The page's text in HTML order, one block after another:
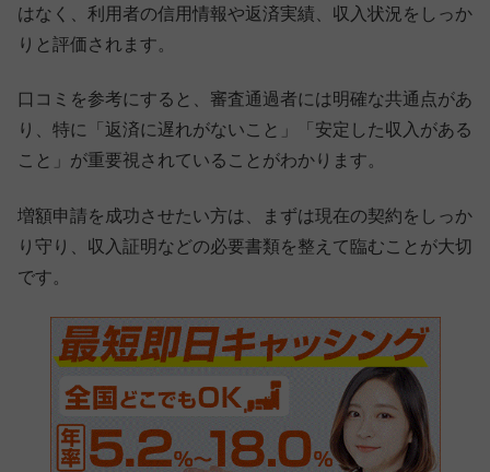
はなく、利用者の信用情報や返済実績、収入状況をしっか
りと評価されます。
口コミを参考にすると、審査通過者には明確な共通点があ
り、特に「返済に遅れがないこと」「安定した収入がある
こと」が重要視されていることがわかります。
増額申請を成功させたい方は、まずは現在の契約をしっか
り守り、収入証明などの必要書類を整えて臨むことが大切
です。